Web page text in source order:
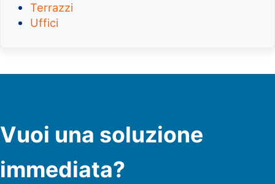
Terrazzi
Uffici
Vuoi una soluzione
immediata?